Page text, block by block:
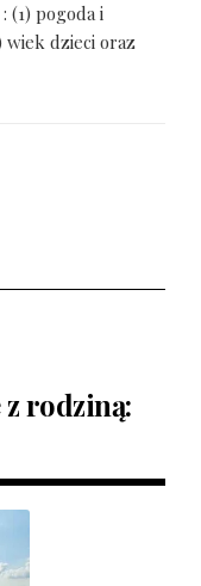
(1) pogoda i
wiek dzieci oraz
rodziną: